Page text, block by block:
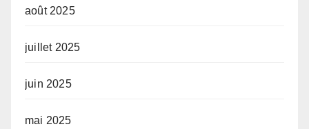
août 2025
juillet 2025
juin 2025
mai 2025